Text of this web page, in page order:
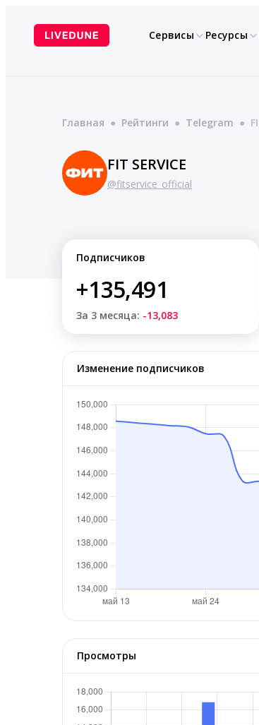
содержимому
Сервисы Ресурсы
Главная ● Рейтинги ● Telegram ●
FIT SERVICE
@fitservice_official
Подписчиков
+135,491
За 3 месяца: -13,083
Изменение подписчиков
Просмотры